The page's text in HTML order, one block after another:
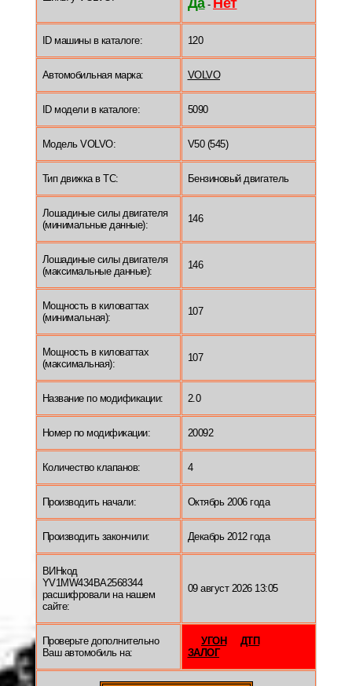
Да- Нет
ID машины в каталоге: 120
Автомобильная марка: VOLVO
ID модели в каталоге: 5090
Модель VOLVO: V50 (545)
Тип движка в ТС: Бензиновый двигатель
Лошадиные силы двигателя
(минимальные данные):
146
Лошадиные силы двигателя
(максимальные данные):
146
Мощность в киловаттах
(минимальная):
107
Мощность в киловаттах
(максимальная):
107
Название по модификации: 2.0
Номер по модификации: 20092
Количество клапанов: 4
Производить начали: Октябрь 2006 года
Производить закончили: Декабрь 2012 года
ВИНкод
YV1MW434BA2568344
расшифровали на нашем
сайте:
09 август 2026 13:05
Проверьте дополнительно
Ваш автомобиль на:
УГОН
ДТП
ЗАЛОГ